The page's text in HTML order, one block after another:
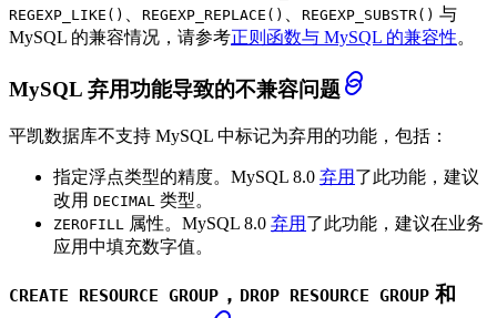
REGEXP_LIKE() REGEXP_REPLACE() REGEXP_SUBSTR() 与
MySQL 的兼容情况，请参考正则函数与 MySQL 的兼容性。
MySQL 弃用功能导致的不兼容问题
平凯数据库不支持 MySQL 中标记为弃用的功能，包括：
指定浮点类型的精度。MySQL 8.0 弃用 了此功能，建议
改用 DECIMAL 类型。
ZEROFILL 属性。MySQL 8.0 弃用 了此功能，建议在业务
应用中填充数字值。
CREATE RESOURCE GROUP ， DROP RESOURCE GROUP 和